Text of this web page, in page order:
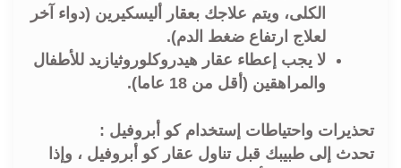
الكلى، ويتم علاجك بعقار أليسكيرين (دواء آخر
لعلاج ارتفاع ضغط الدم).
لا يجب إعطاء عقار هيدروكلوروثيازيد للأطفال
والمراهقين (أقل من 18 عاما).
تحذيرات واحتياطات إستخدام كو أبروفيل :
تحدث إلى طبيبك قبل تناول عقار كو أبروفيل ، وإذا